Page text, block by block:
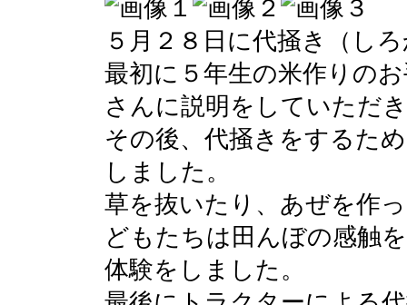
５月２８日に代掻き（し
最初に５年生の米作りの
さんに説明をしていただ
その後、代掻きをするた
しました。
草を抜いたり、あぜを作
どもたちは田んぼの感触
体験をしました。